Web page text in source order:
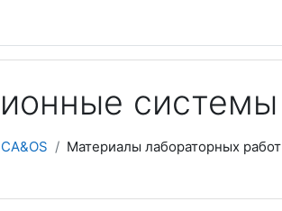
системы
Материалы лабораторных работ